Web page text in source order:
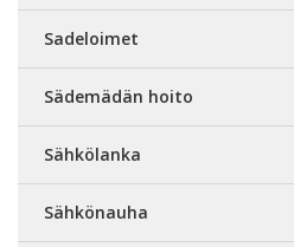
Sadeloimet
Sädemädän hoito
Sähkölanka
Sähkönauha